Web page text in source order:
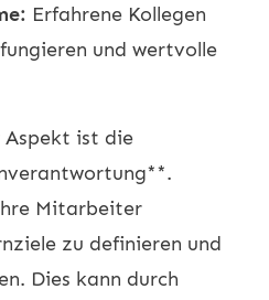
Erfahrene Kollegen
und wertvolle
Aspekt ist die
Mitarbeiter
zu definieren und
Dies kann durch